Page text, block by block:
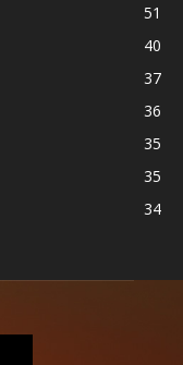
51
40
37
36
35
35
34